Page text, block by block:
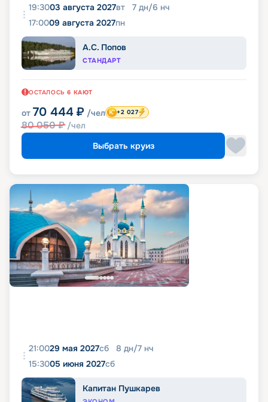
19:3003 августа 2027вт 7 дн/6 нч
17:0009 августа 2027пн
А.С. Попов
СТАНДАРТ
ОСТАЛОСЬ 6 КАЮТ
от 70 444 ₽ /чел
80 050₽ /чел
+2 027
Выбрать круиз
21:0029 мая 2027сб 8 дн/7 нч
15:3005 июня 2027сб
Капитан Пушкарев